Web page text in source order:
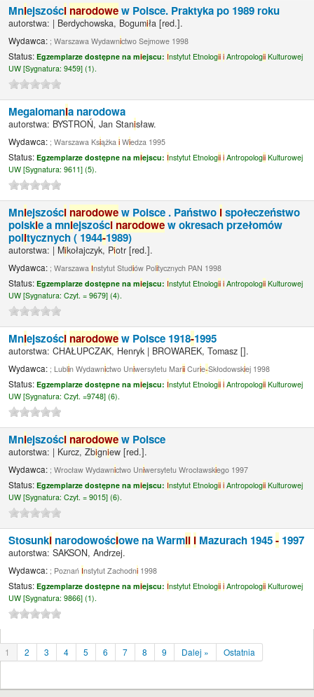
Mniejszości narodowew Polsce. Praktyka po 1989 roku
autorstwa: | Berdychowska, Bogumiła [red.].
Wydawca: ; Warszawa Wydawnictwo Sejmowe 1998
Status:Egzemplarze dostępne na miejscu: Instytut Etnologii i Antropologii Kulturowej
UW [Sygnatura:9459] (1).
Megalomania narodowa
autorstwa: BYSTROŃ, Jan Stanisław.
Wydawca: ; Warszawa Książkai Wiedza 1995
Status:Egzemplarze dostępne na miejscu: Instytut Etnologii i Antropologii Kulturowej
UW [Sygnatura:9611] (5).
Mniejszości narodowew Polsce . Państwo ispołeczeństwo
polskie a mniejszości narodowew okresach przełomów
politycznych ( 1944-1989)
autorstwa: | Mikołajczyk, Piotr [red.].
Wydawca: ; Warszawa Instytut Studiów Politycznych PAN 1998
Status:Egzemplarze dostępne na miejscu: Instytut Etnologii i Antropologii Kulturowej
UW [Sygnatura:Czyt. = 9679] (4).
Mniejszości narodowew Polsce 1918-1995
autorstwa:CHAŁUPCZAK, Henryk | BROWAREK, Tomasz [].
Wydawca: ; Lublin Wydawnictwo Uniwersytetu Marii Curie-Skłodowskiej 1998
Status:Egzemplarze dostępne na miejscu: Instytut Etnologii i Antropologii Kulturowej
UW [Sygnatura:Czyt. =9748] (6).
Mniejszości narodowew Polsce
autorstwa: | Kurcz, Zbigniew [red.].
Wydawca: ; Wrocław Wydawnictwo Uniwersytetu Wrocławskiego 1997
Status:Egzemplarze dostępne na miejscu: Instytut Etnologii i Antropologii Kulturowej
UW [Sygnatura:Czyt. = 9015] (6).
Stosunki narodowościowe na Warmii i Mazurach 1945- 1997
autorstwa:SAKSON, Andrzej.
Wydawca: ; Poznań Instytut Zachodni 1998
Status:Egzemplarze dostępne na miejscu: Instytut Etnologii i Antropologii Kulturowej
UW [Sygnatura:9866] (1).
1 2 3 4 5 6 7 8 9 Dalej » Ostatnia